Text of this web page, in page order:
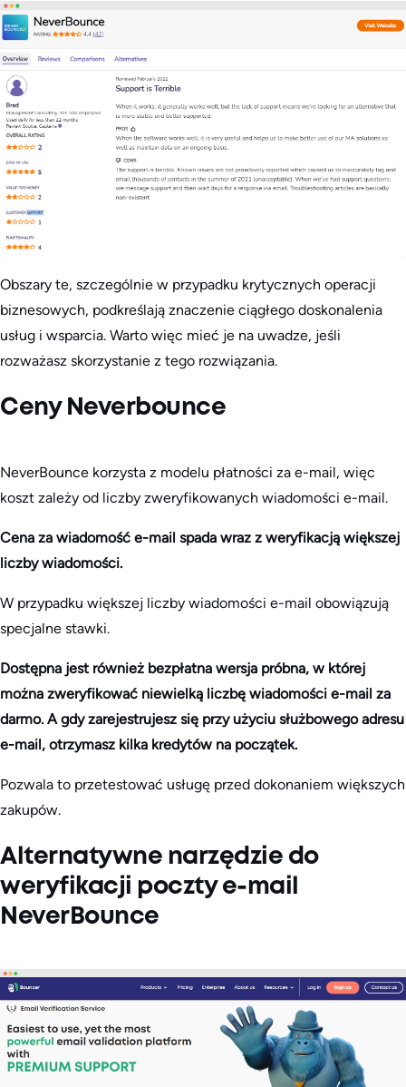
Obszary te, szczególnie w przypadku krytycznych operacji
biznesowych, podkreślają znaczenie ciągłego doskonalenia
usług i wsparcia. Warto więc mieć je na uwadze, jeśli
rozważasz skorzystanie z tego rozwiązania.
Ceny Neverbounce
NeverBounce korzysta z modelu płatności za e-mail, więc
koszt zależy od liczby zweryfikowanych wiadomości e-mail.
Cena za wiadomość e-mail spada wraz z weryfikacją większej
liczby wiadomości.
W przypadku większej liczby wiadomości e-mail obowiązują
specjalne stawki.
Dostępna jest również bezpłatna wersja próbna, w której
można zweryfikować niewielką liczbę wiadomości e-mail za
darmo. A gdy zarejestrujesz się przy użyciu służbowego adresu
e-mail, otrzymasz kilka kredytów na początek.
Pozwala to przetestować usługę przed dokonaniem większych
zakupów.
Alternatywne narzędzie do
weryfikacji poczty e-mail
NeverBounce